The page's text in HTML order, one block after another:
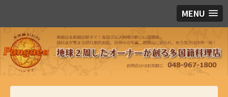
MENU